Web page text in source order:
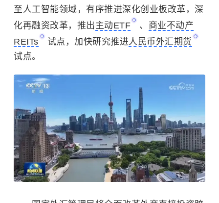
至人工智能领域，有序推进深化创业板改革，深
化再融资改革，推出 主动ETF 、 商业不动产
REITs
试点，加快研究推进人民币外汇期货
试点。